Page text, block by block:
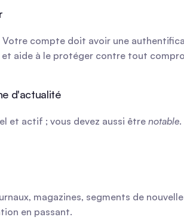
compte doit avoir une
aide à le protéger contre tout
d'actualité
et actif ; vous devez aussi être notable
magazines, segments de
en passant.